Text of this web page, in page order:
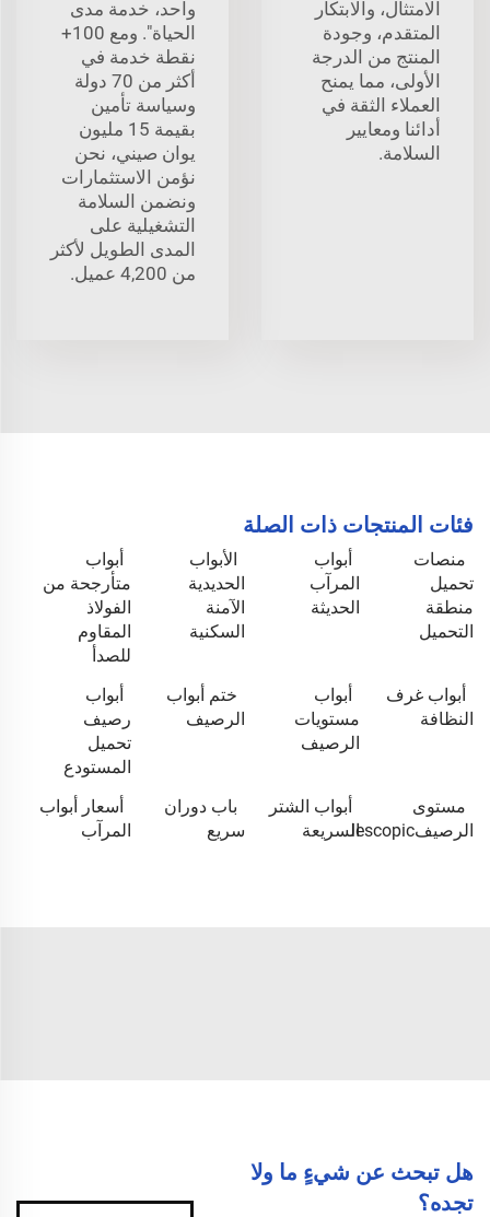
الامتثال، والابتكار
المتقدم، وجودة
المنتج من الدرجة
الأولى، مما يمنح
العملاء الثقة في
أدائنا ومعايير
السلامة.
واحد، خدمة مدى
الحياة". ومع 100+
نقطة خدمة في
أكثر من 70 دولة
وسياسة تأمين
بقيمة 15 مليون
يوان صيني، نحن
نؤمن الاستثمارات
ونضمن السلامة
التشغيلية على
المدى الطويل لأكثر
من 4,200 عميل.
فئات المنتجات ذات الصلة
منصات
تحميل
منطقة
التحميل
أبواب
المرآب
الحديثة
الأبواب
الحديدية
الآمنة
السكنية
أبواب
متأرجحة من
الفولاذ
المقاوم
للصدأ
أبواب غرف
النظافة
أبواب
مستويات
الرصيف
ختم أبواب
الرصيف
أبواب
رصيف
تحميل
المستودع
مستوى
الرصيفlescopic
أبواب الشتر
السريعة
باب دوران
سريع
أسعار أبواب
المرآب
هل تبحث عن شيءٍ ما ولا
تجده؟